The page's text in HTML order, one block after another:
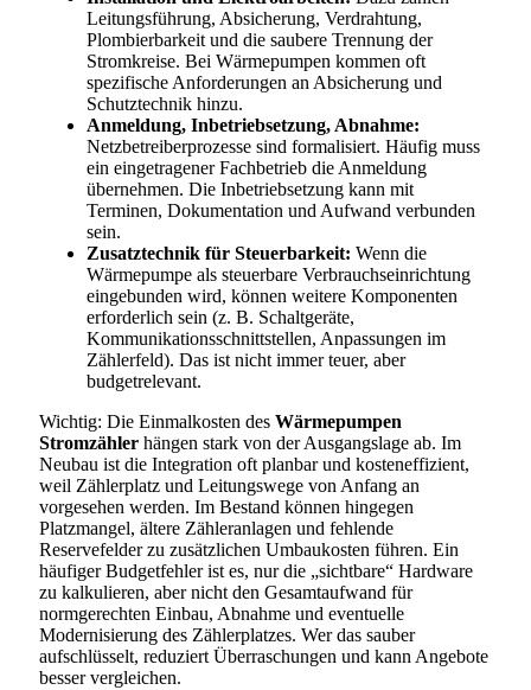
Leitungsführung, Absicherung, Verdrahtung,
Plombierbarkeit und die saubere Trennung der
Stromkreise. Bei Wärmepumpen kommen oft
spezifische Anforderungen an Absicherung und
Schutztechnik hinzu.
Anmeldung, Inbetriebsetzung, Abnahme:
Netzbetreiberprozesse sind formalisiert. Häufig muss
ein eingetragener Fachbetrieb die Anmeldung
übernehmen. Die Inbetriebsetzung kann mit
Terminen, Dokumentation und Aufwand verbunden
sein.
Zusatztechnik für Steuerbarkeit: Wenn die
Wärmepumpe als steuerbare Verbrauchseinrichtung
eingebunden wird, können weitere Komponenten
erforderlich sein (z. B. Schaltgeräte,
Kommunikationsschnittstellen, Anpassungen im
Zählerfeld). Das ist nicht immer teuer, aber
budgetrelevant.
Wichtig: Die Einmalkosten des Wärmepumpen
Stromzähler hängen stark von der Ausgangslage ab. Im
Neubau ist die Integration oft planbar und kosteneffizient,
weil Zählerplatz und Leitungswege von Anfang an
vorgesehen werden. Im Bestand können hingegen
Platzmangel, ältere Zähleranlagen und fehlende
Reservefelder zu zusätzlichen Umbaukosten führen. Ein
häufiger Budgetfehler ist es, nur die „sichtbare“ Hardware
zu kalkulieren, aber nicht den Gesamtaufwand für
normgerechten Einbau, Abnahme und eventuelle
Modernisierung des Zählerplatzes. Wer das sauber
aufschlüsselt, reduziert Überraschungen und kann Angebote
besser vergleichen.